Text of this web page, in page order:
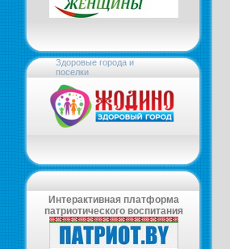
Здоровые города и
поселки
Интерактивная платформа
патриотического воспитания